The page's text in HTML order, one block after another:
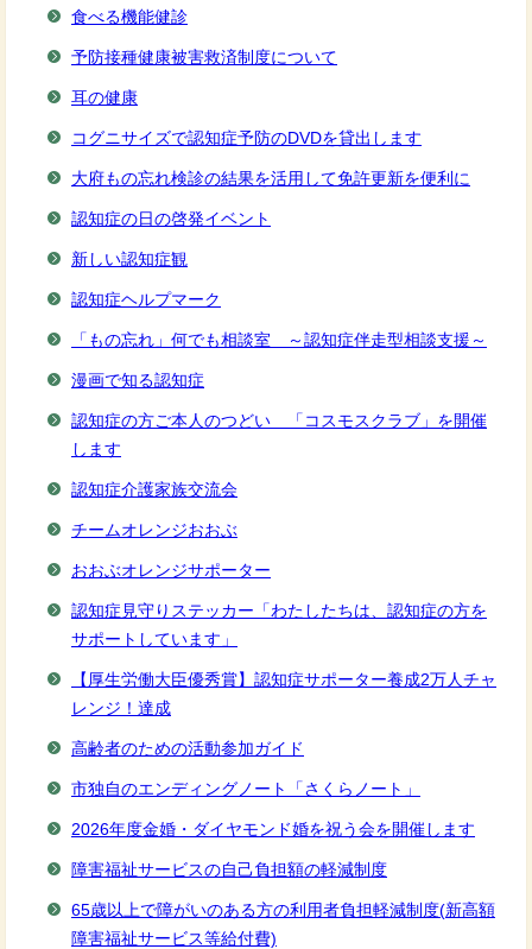
食べる機能健診
予防接種健康被害救済制度について
耳の健康
コグニサイズで認知症予防のDVDを貸出します
大府もの忘れ検診の結果を活用して免許更新を便利に
認知症の日の啓発イベント
新しい認知症観
認知症ヘルプマーク
「もの忘れ」何でも相談室 ～認知症伴走型相談支援～
漫画で知る認知症
認知症の方ご本人のつどい 「コスモスクラブ」を開催
します
認知症介護家族交流会
チームオレンジおおぶ
おおぶオレンジサポーター
認知症見守りステッカー「わたしたちは、認知症の方を
サポートしています」
【厚生労働大臣優秀賞】認知症サポーター養成2万人チャ
レンジ！達成
高齢者のための活動参加ガイド
市独自のエンディングノート「さくらノート」
2026年度金婚・ダイヤモンド婚を祝う会を開催します
障害福祉サービスの自己負担額の軽減制度
65歳以上で障がいのある方の利用者負担軽減制度(新高額
障害福祉サービス等給付費)